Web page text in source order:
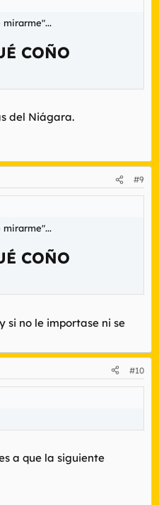
mirarme"...
COÑO
del Niágara.
#9
mirarme"...
COÑO
si no le importase ni se
#10
a que la siguiente